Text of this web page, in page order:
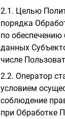
2.1. Целью
порядка
по обеспечению
данных
числе
2.2. Оператор
условием
соблюдение
при Обработке